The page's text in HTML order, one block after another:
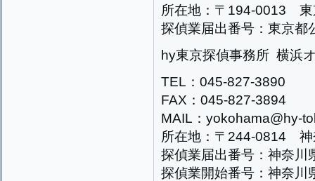
所在地：〒194-0013 東
探偵業届出番号：東京
hy東京探偵事務所 横浜
TEL：045-827-3890
FAX：045-827-3894
MAIL：yokohama@hy-
所在地：〒244-0814 神
探偵業届出番号：神奈
探偵業開始番号：神奈